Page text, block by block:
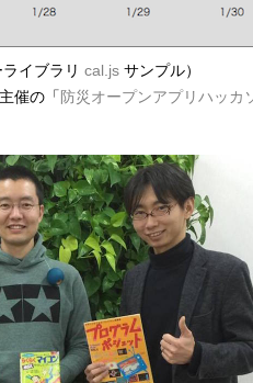
イブラリ cal.js サンプル）
催の「 防災オープンアプリハッカ